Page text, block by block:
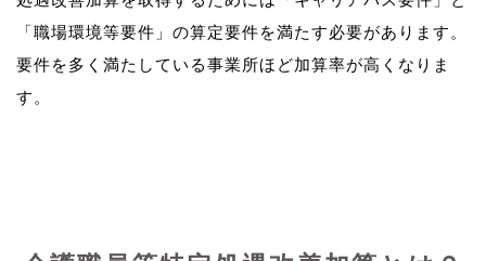
「職場環境等要件」の算定要件を満たす必要があります。
要件を多く満たしている事業所ほど加算率が高くなりま
す。